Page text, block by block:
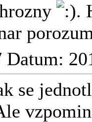
.
se